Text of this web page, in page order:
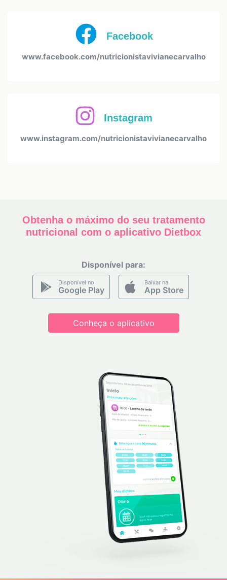
Facebook
www.facebook.com/nutricionistavivianecarvalho
Instagram
www.instagram.com/nutricionistavivianecarvalho
Obtenha o máximo do seu tratamento
nutricional com o aplicativo Dietbox
Disponível para:
Disponível no
Google Play
Baixar na
App Store
Conheça o aplicativo